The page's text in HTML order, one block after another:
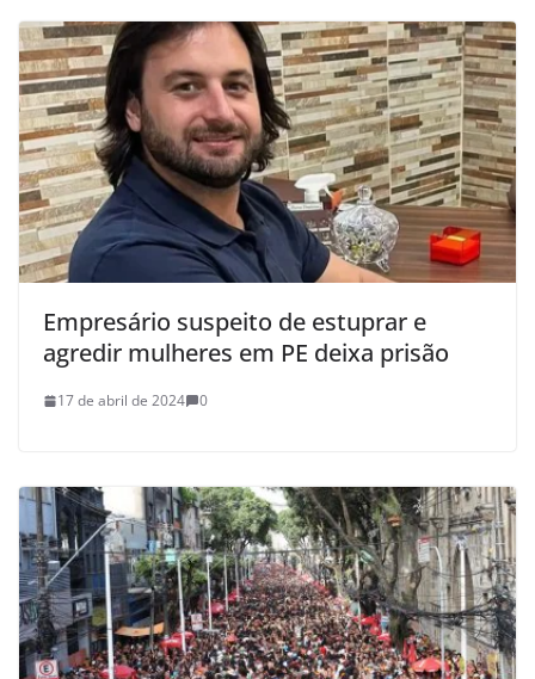
Empresário suspeito de estuprar e
agredir mulheres em PE deixa prisão
17 de abril de 2024 0